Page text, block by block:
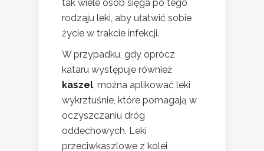
tak wiele osób sięga po tego
rodzaju leki, aby ułatwić sobie
życie w trakcie infekcji.
W przypadku, gdy oprócz
kataru występuje również
kaszel, można aplikować leki
wykrztuśnie, które pomagają w
oczyszczaniu dróg
oddechowych. Leki
przeciwkaszlowe z kolei